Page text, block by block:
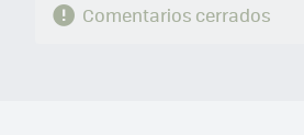
Comentarios cerrados